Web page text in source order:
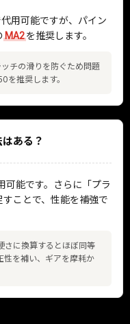
代用可能ですが、パイン
MA2を推奨します。
チの滑りを防ぐため問題
を推奨します。
ある？
可能です。さらに「プラ
ことで、性能を補強で
さに換算するとほぼ同等
性を補い、ギアを摩耗か